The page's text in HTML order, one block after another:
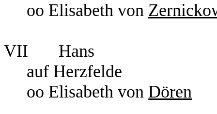
oo Elisabeth von
VII
Hans
auf Herzfelde
oo Elisabeth von Dören